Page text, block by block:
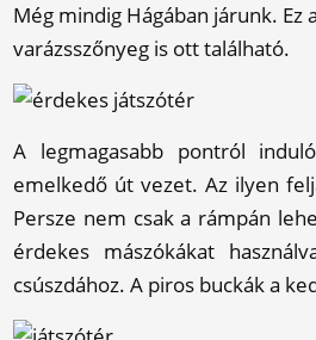
Még mindig Hágában járunk. Ez
varázsszőnyeg is ott található.
A legmagasabb pontról
emelkedő út vezet. Az ilyen
Persze nem csak a rámpán
érdekes mászókákat
csúszdához. A piros buckák a